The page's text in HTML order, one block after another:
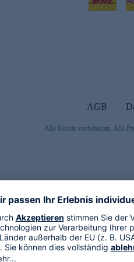
AGB
Alle Rechte vorbehalten. Alle